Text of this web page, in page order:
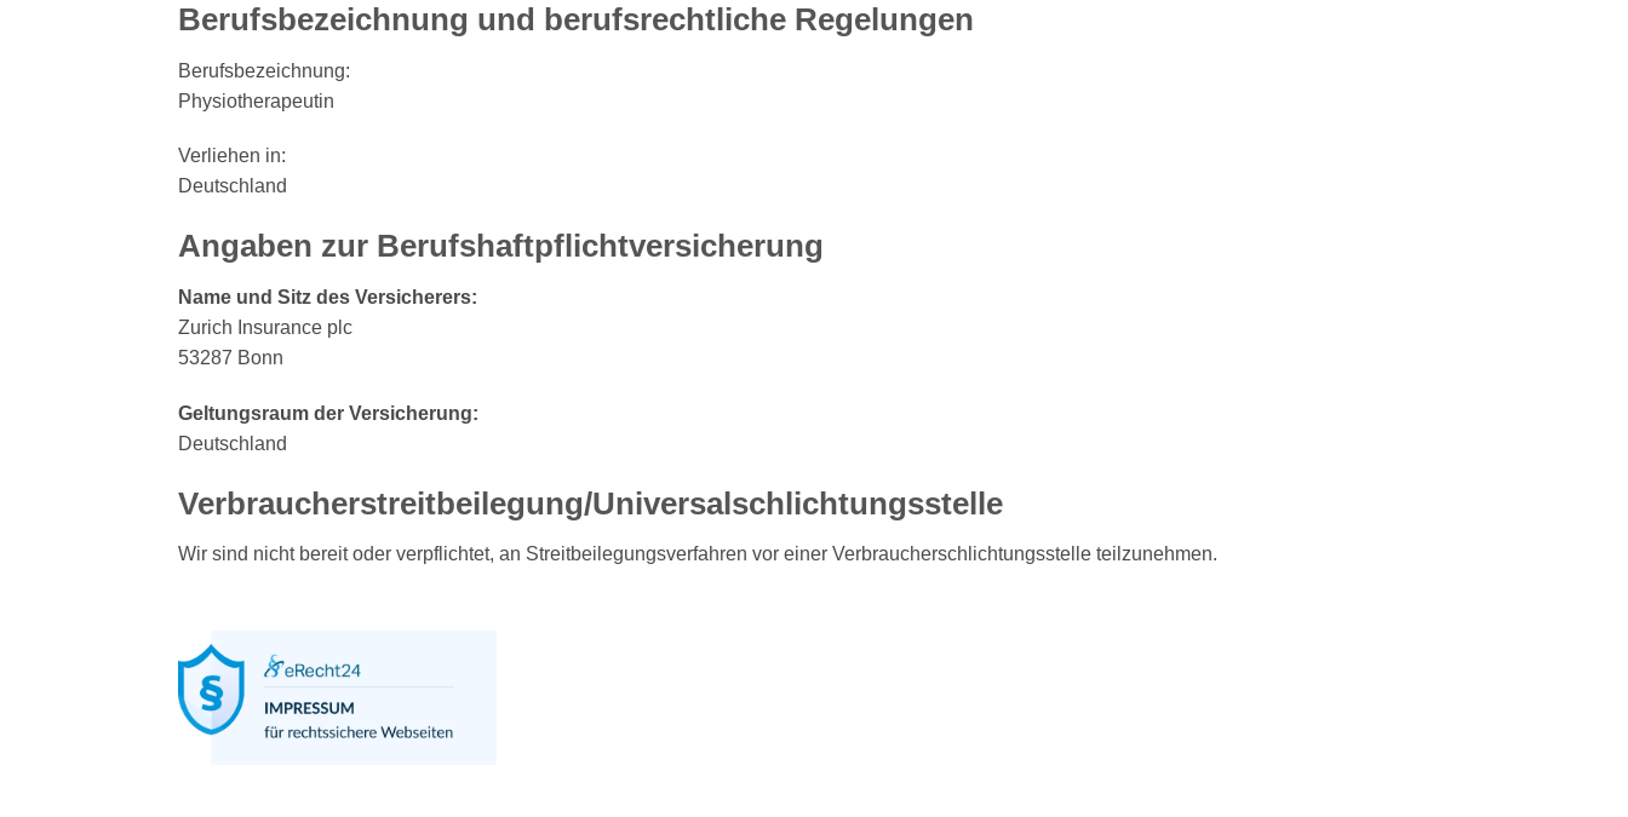
Berufsbezeichnung und berufsrechtliche Regelungen
Berufsbezeichnung:
Physiotherapeutin
Verliehen in:
Deutschland
Angaben zur Berufs­haftpflicht­versicherung
Name und Sitz des Versicherers:
Zurich Insurance plc
53287 Bonn
Geltungsraum der Versicherung:
Deutschland
Verbraucher­streit­beilegung/Universal­schlichtungs­stelle
Wir sind nicht bereit oder verpflichtet, an Streitbeilegungsverfahren vor einer Verbraucherschlichtungsstelle teilzunehmen.